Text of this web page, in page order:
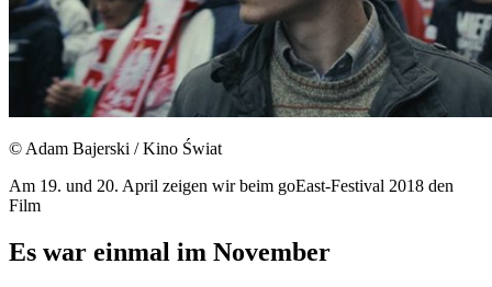
© Adam Bajerski / Kino Świat
Am 19. und 20. April zeigen wir beim goEast-Festival 2018 den
Film
Es war einmal im November